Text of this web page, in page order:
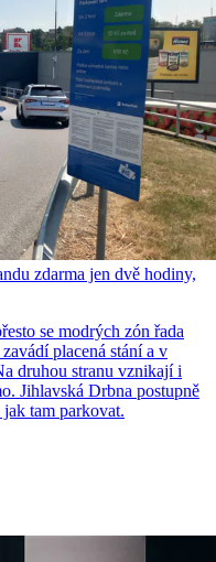
zdarma jen dvě hodiny,
se modrých zón řada
placená stání a v
druhou stranu vznikají i
Jihlavská Drbna postupně
tam parkovat.